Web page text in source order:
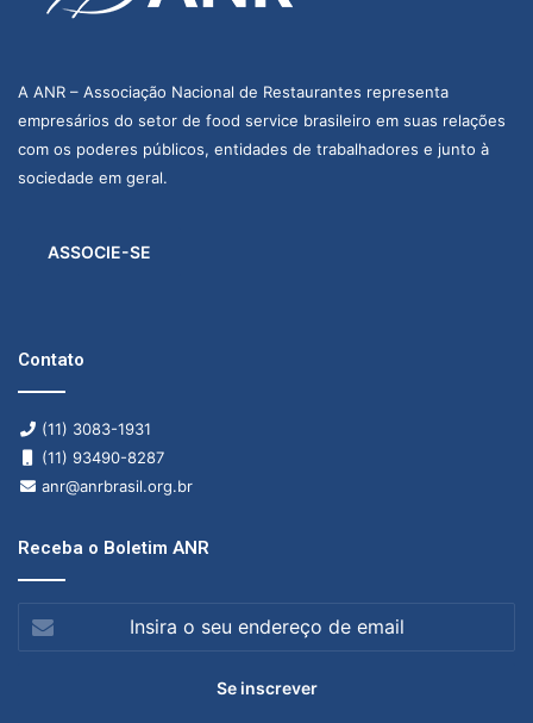
A ANR – Associação Nacional de Restaurantes representa
empresários do setor de food service brasileiro em suas relações
com os poderes públicos, entidades de trabalhadores e junto à
sociedade em geral.
ASSOCIE-SE
Contato
(11) 3083-1931
(11) 93490-8287
anr@anrbrasil.org.br
Receba o Boletim ANR